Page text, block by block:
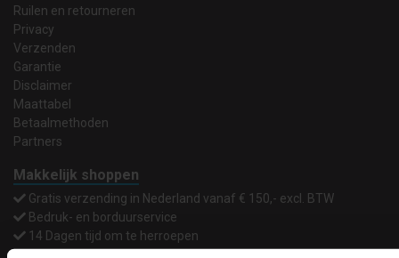
Ruilen en retourneren
Privacy
Verzenden
Garantie
Disclaimer
Maattabel
Betaalmethoden
Partners
Makkelijk shoppen
Gratis verzending in Nederland vanaf € 150,- excl. BTW
Bedruk- en borduurservice
14 Dagen tijd om te herroepen